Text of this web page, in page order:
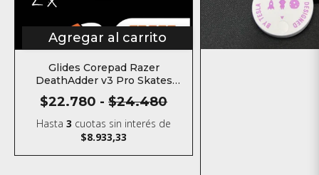
Agregar al carrito
Glides Corepad Razer
DeathAdder v3 Pro Skates
Teflón para mouse
$22.780 - $24.480
Hasta3 cuotas sin interés de
$8.933,33